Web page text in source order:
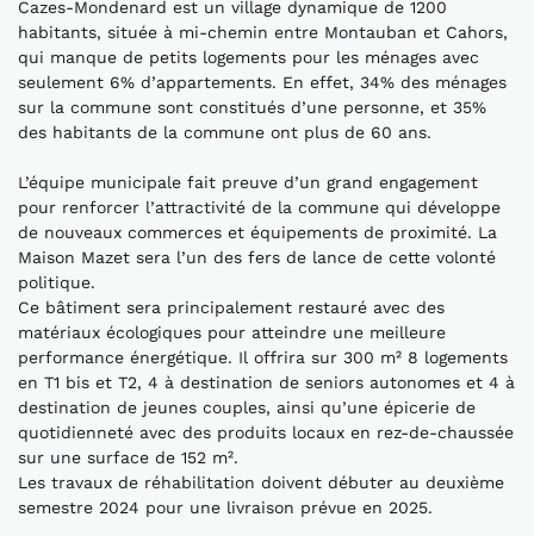
Cazes-Mondenard est un village dynamique de 1200
habitants, située à mi-chemin entre Montauban et Cahors,
qui manque de petits logements pour les ménages avec
seulement 6% d’appartements. En effet, 34% des ménages
sur la commune sont constitués d’une personne, et 35%
des habitants de la commune ont plus de 60 ans.
L’équipe municipale fait preuve d’un grand engagement
pour renforcer l’attractivité de la commune qui développe
de nouveaux commerces et équipements de proximité. La
Maison Mazet sera l’un des fers de lance de cette volonté
politique.
Ce bâtiment sera principalement restauré avec des
matériaux écologiques pour atteindre une meilleure
performance énergétique. Il offrira sur 300 m² 8 logements
en T1 bis et T2, 4 à destination de seniors autonomes et 4 à
destination de jeunes couples, ainsi qu’une épicerie de
quotidienneté avec des produits locaux en rez-de-chaussée
sur une surface de 152 m².
Les travaux de réhabilitation doivent débuter au deuxième
semestre 2024 pour une livraison prévue en 2025.